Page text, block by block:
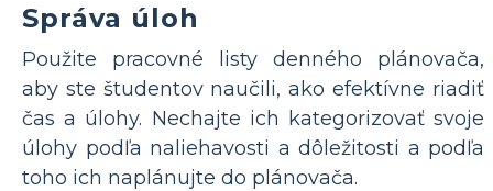
Správa úloh
Použite pracovné listy denného plánovača,
aby ste študentov naučili, ako efektívne riadiť
čas a úlohy. Nechajte ich kategorizovať svoje
úlohy podľa naliehavosti a dôležitosti a podľa
toho ich naplánujte do plánovača.